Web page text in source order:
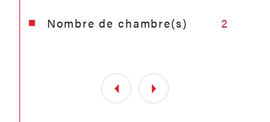
Nombre de chambre(s) 2